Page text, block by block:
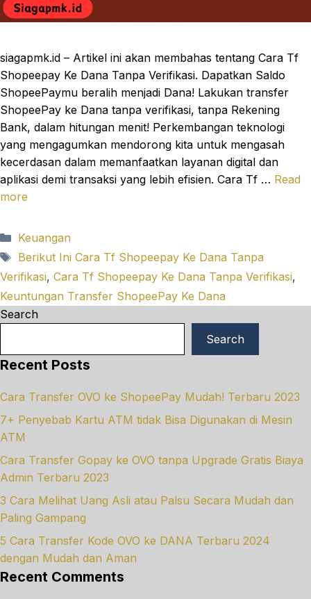
siagapmk.id – Artikel ini akan membahas tentang Cara Tf
Shopeepay Ke Dana Tanpa Verifikasi. Dapatkan Saldo
ShopeePaymu beralih menjadi Dana! Lakukan transfer
ShopeePay ke Dana tanpa verifikasi, tanpa Rekening
Bank, dalam hitungan menit! Perkembangan teknologi
yang mengagumkan mendorong kita untuk mengasah
kecerdasan dalam memanfaatkan layanan digital dan
aplikasi demi transaksi yang lebih efisien. Cara Tf … Read
more
Categories
Keuangan
Tags
Berikut Ini Cara Tf Shopeepay Ke Dana Tanpa
Verifikasi, Cara Tf Shopeepay Ke Dana Tanpa Verifikasi,
Keuntungan Transfer ShopeePay Ke Dana
Search
Search
Recent Posts
Cara Transfer OVO ke ShopeePay Mudah! Terbaru 2023
7+ Penyebab Kartu ATM tidak Bisa Digunakan di Mesin
ATM
Cara Transfer Gopay ke OVO tanpa Upgrade Gratis Biaya
Admin Terbaru 2023
3 Cara Melihat Uang Asli atau Palsu Secara Mudah dan
Paling Gampang
5 Cara Transfer Kode OVO ke DANA Terbaru 2024
dengan Mudah dan Aman
Recent Comments